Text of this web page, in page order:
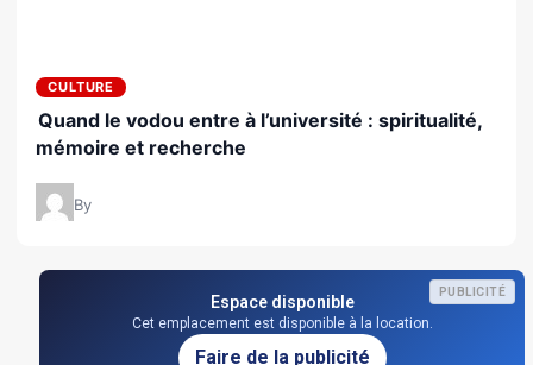
CULTURE
Quand le vodou entre à l’université : spiritualité,
mémoire et recherche
By
PUBLICITÉ
Espace disponible
Cet emplacement est disponible à la location.
Faire de la publicité